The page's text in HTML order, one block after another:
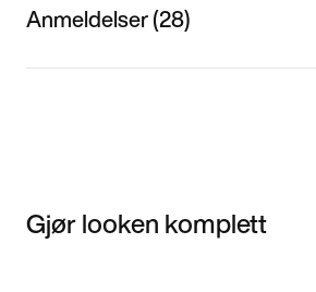
Anmeldelser (28)
Gjør looken komplett